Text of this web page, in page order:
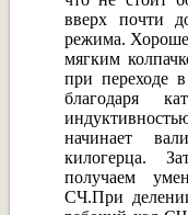
вверх почти
режима.
мягким
при переходе
благодаря
начинает
килогерца.
получаем
СЧ.При